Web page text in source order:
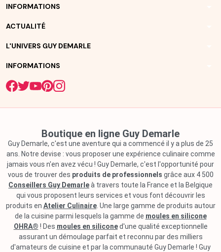
INFORMATIONS
ACTUALITÉ
L'UNIVERS GUY DEMARLE
INFORMATIONS
Boutique en ligne Guy Demarle
Guy Demarle, c'est une aventure qui a commencé il y a plus de 25
ans. Notre devise : vous proposer une expérience culinaire comme
jamais vous n'en avez vécu ! Guy Demarle, c'est l'opportunité pour
vous de trouver des produits de professionnels grâce aux 4 500
Conseillers Guy Demarleà travers toute la France et la Belgique
qui vous proposent leurs services et vous font découvrir les
produits en Atelier Culinaire. Une large gamme de produits autour
de la cuisine parmi lesquels la gamme de moules en silicone
OHRA® ! Des moules en siliconed'une qualité exceptionnelle
assurant un démoulage parfait et reconnu par des milliers
d'amateurs de cuisine et par la communauté Guy Demarle ! Guy